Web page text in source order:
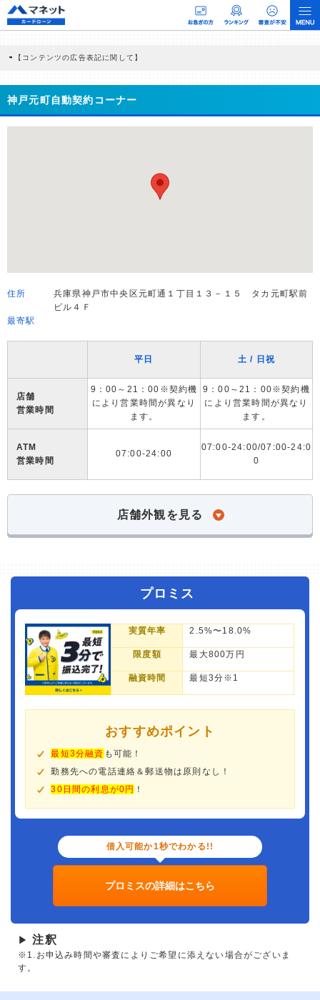
【コンテンツの広告表記に関して】
商品を根拠なくPRするものではなく、当編集部の調査／ユーザーへの口コミ収集な
どに基づき、公平性を担保した情報提供を行っています。
>提携企業一覧
神戸元町自動契約コーナー
住所
兵庫県神戸市中央区元町通１丁目１３－１５ タカ元町駅前
ビル４Ｆ
最寄駅
平日 土 / 日祝
店舗
営業時間
9：00～21：00※契約機
により営業時間が異なり
ます。
9：00～21：00※契約機
により営業時間が異なり
ます。
ATM
営業時間
07:00-24:00
07:00-24:00/07:00-24:0
0
店舗外観を見る
プロミス
実質年率 2.5%〜18.0%
限度額 最大800万円
融資時間 最短3分※1
おすすめポイント
最短3分融資 も可能！
勤務先への電話連絡＆郵送物は原則なし！
30日間の利息が0円 ！
借入可能か1秒でわかる!!
プロミスの詳細はこちら
▶ 注釈
※1.お申込み時間や審査によりご希望に添えない場合がございま
す。